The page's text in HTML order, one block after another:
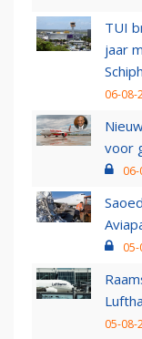
TUI
jaar
06-08-
voor
05-08-